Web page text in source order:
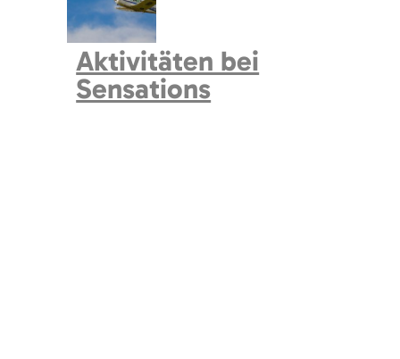
Aktivitäten bei
Sensations